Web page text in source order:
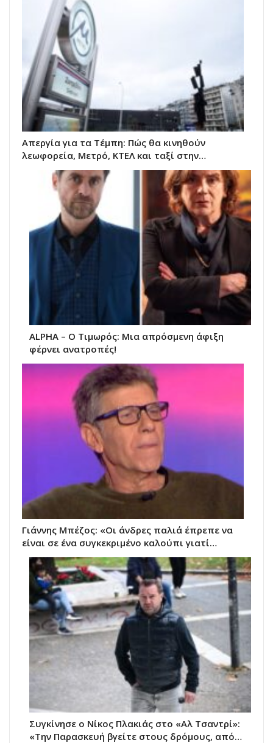
Απεργία για τα Τέμπη: Πώς θα κινηθούν
λεωφορεία, Μετρό, ΚΤΕΛ και ταξί στην…
ALPHA – O Τιμωρός: Μια απρόσμενη άφιξη
φέρνει ανατροπές!
Γιάννης Μπέζος: «Οι άνδρες παλιά έπρεπε να
είναι σε ένα συγκεκριμένο καλούπι γιατί…
Συγκίνησε ο Νίκος Πλακιάς στο «Αλ Τσαντρί»:
«Την Παρασκευή βγείτε στους δρόμους, από…